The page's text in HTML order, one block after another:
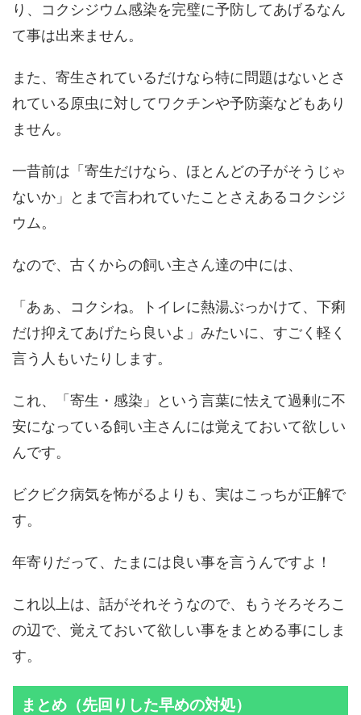
り、コクシジウム感染を完璧に予防してあげるなん
て事は出来ません。
また、寄生されているだけなら特に問題はないとさ
れている原虫に対してワクチンや予防薬などもあり
ません。
一昔前は「寄生だけなら、ほとんどの子がそうじゃ
ないか」とまで言われていたことさえあるコクシジ
ウム。
なので、古くからの飼い主さん達の中には、
「あぁ、コクシね。トイレに熱湯ぶっかけて、下痢
だけ抑えてあげたら良いよ」みたいに、すごく軽く
言う人もいたりします。
これ、「寄生・感染」という言葉に怯えて過剰に不
安になっている飼い主さんには覚えておいて欲しい
んです。
ビクビク病気を怖がるよりも、実はこっちが正解で
す。
年寄りだって、たまには良い事を言うんですよ！
これ以上は、話がそれそうなので、もうそろそろこ
の辺で、覚えておいて欲しい事をまとめる事にしま
す。
まとめ（先回りした早めの対処）